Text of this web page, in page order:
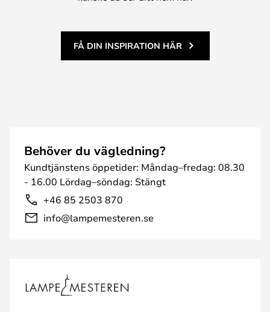
FÅ DIN INSPIRATION HÄR
Behöver du vägledning?
Kundtjänstens öppetider: Måndag–fredag: 08.30
- 16.00 Lördag–söndag: Stängt
+46 85 2503 870
info@lampemesteren.se